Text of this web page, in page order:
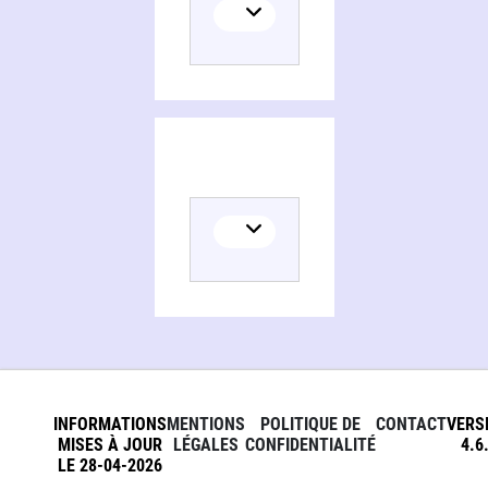
INFORMATIONS
MISES À JOUR
LE 28-04-2026
MENTIONS
LÉGALES
POLITIQUE DE
CONFIDENTIALITÉ
CONTACT